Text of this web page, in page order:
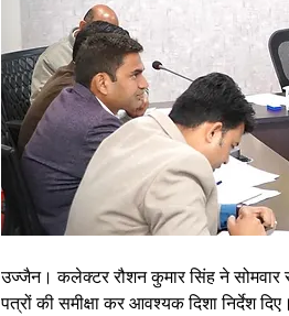
उज्जैन। कलेक्टर रौशन कुमार सिंह ने
पत्रों की समीक्षा कर आवश्यक दिशा निर्देश